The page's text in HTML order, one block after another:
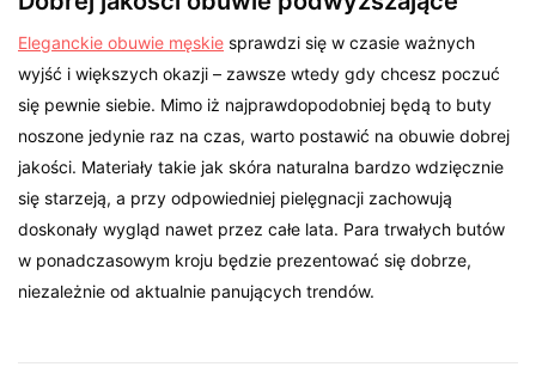
Eleganckie obuwie męskie sprawdzi się w czasie ważnych
wyjść i większych okazji – zawsze wtedy gdy chcesz poczuć
się pewnie siebie. Mimo iż najprawdopodobniej będą to buty
noszone jedynie raz na czas, warto postawić na obuwie dobrej
jakości. Materiały takie jak skóra naturalna bardzo wdzięcznie
się starzeją, a przy odpowiedniej pielęgnacji zachowują
doskonały wygląd nawet przez całe lata. Para trwałych butów
w ponadczasowym kroju będzie prezentować się dobrze,
niezależnie od aktualnie panujących trendów.